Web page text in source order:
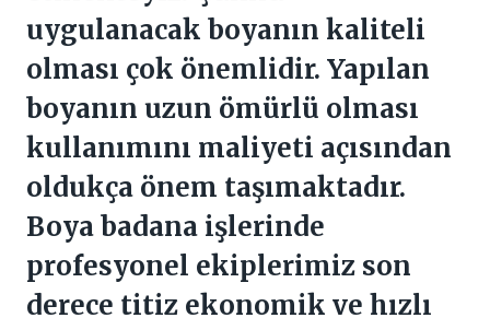
uygulanacak boyanın kaliteli
olması çok önemlidir. Yapılan
boyanın uzun ömürlü olması
kullanımını maliyeti açısından
oldukça önem taşımaktadır.
Boya badana işlerinde
profesyonel ekiplerimiz son
derece titiz ekonomik ve hızlı